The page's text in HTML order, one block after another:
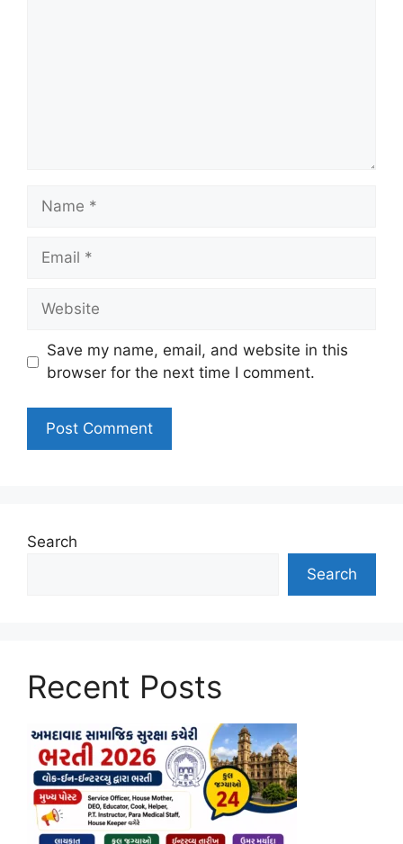
Name
Email
Website
Save my name, email, and website in this
browser for the next time I comment.
Search
Search
Recent Posts